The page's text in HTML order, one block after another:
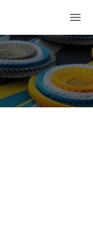
A
V
G
T
I
O